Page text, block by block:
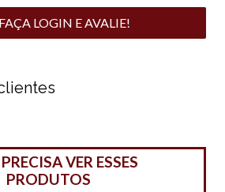
FAÇA LOGIN E AVALIE!
VER ESSES
PRODUTOS